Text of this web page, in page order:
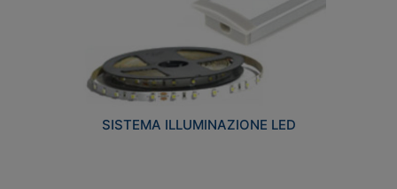
SISTEMA ILLUMINAZIONE LED